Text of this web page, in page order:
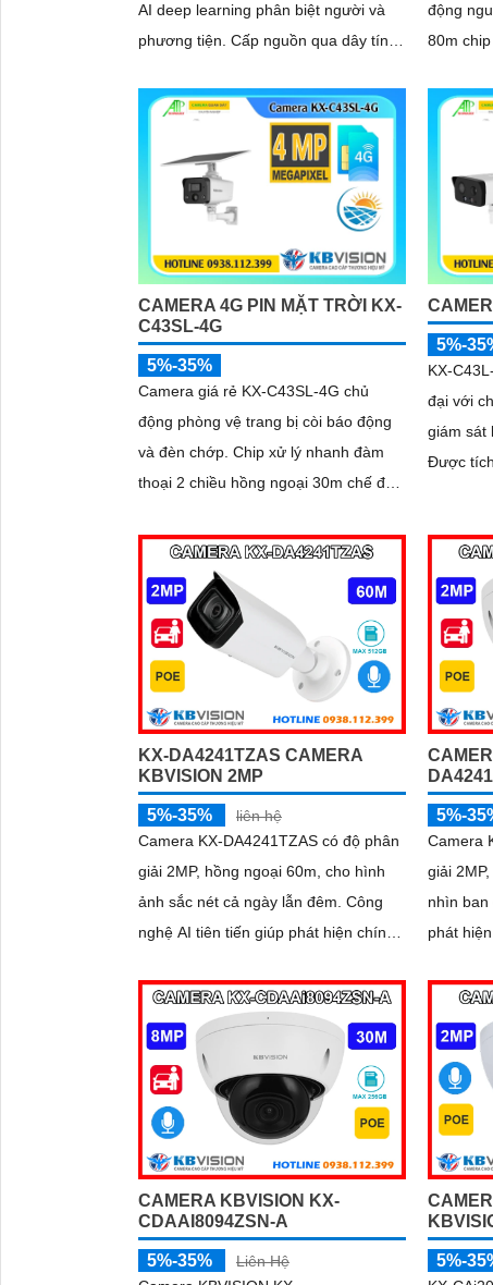
AI deep learning phân biệt người và
phương tiện. Cấp nguồn qua dây tín
thông minh với 4 chế độ
động
80m
rào ảo
CAMERA 4G PIN MẶT TRỜI KX-
C43SL-4G
5%-35%
Camera giá rẻ KX-C43SL-4G chủ
động phòng vệ trang bị còi báo động
và đèn chớp. Chip xử lý nhanh đàm
thoại 2 chiều hồng ngoại 30m chế độ
lượng...
5%-
KX-
đại với
giám sát
Được
KX-DA4241TZAS CAMERA
KBVISION 2MP
5%-35%
liên hệ
Camera KX-DA4241TZAS có độ phân
giải 2MP, hồng ngoại 60m, cho hình
ảnh sắc nét cả ngày lẫn đêm. Công
nghệ AI tiên tiến giúp phát hiện chính
trữ tối đa 512GB và ghi âm với MIC
tích hợp
5%-
Camera
giải
nhìn ban
phát
cắm
CAMERA KBVISION KX-
CDAAI8094ZSN-A
5%-35%
Liên Hệ
5%-